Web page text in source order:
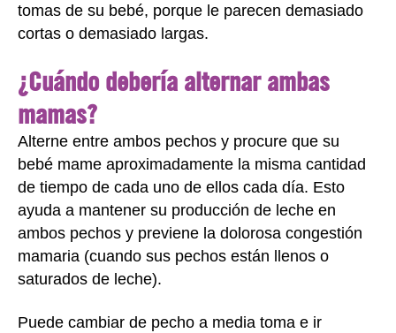
tomas de su bebé, porque le parecen demasiado
cortas o demasiado largas.
¿Cuándo debería alternar ambas
mamas?
Alterne entre ambos pechos y procure que su
bebé mame aproximadamente la misma cantidad
de tiempo de cada uno de ellos cada día. Esto
ayuda a mantener su producción de leche en
ambos pechos y previene la dolorosa congestión
mamaria (cuando sus pechos están llenos o
saturados de leche).
Puede cambiar de pecho a media toma e ir